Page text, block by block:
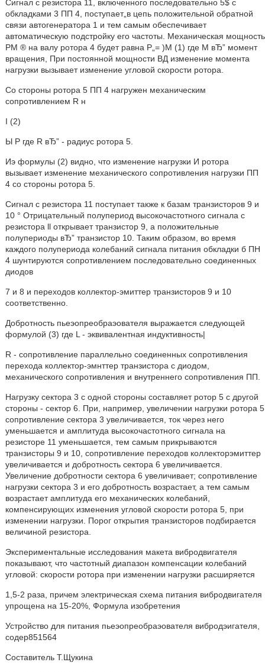
Сигнал с резистора 11, включенного последовательно 5$ с
обкладками 3 ПП 4, поступает„в цепь положительной обратной
связи автогенератора 1 и тем самым обеспечивает
автоматическую подстройку его частоты. Механическая мощность
РМ ® на валу ротора 4 будет равна Р„= )М (1) где М вЂ” момент
вращения, При постоянной мощности ВД изменение момента
нагрузки вызывает изменение угловой скорости ротора.
Со стороны ротора 5 ПП 4 нагружен механическим
сопротивлением R н
I (2)
Ы Р где R вЂ” - радиус ротора 5.
Иэ формулы (2) видно, что изменение нагрузки И ротора
вызывает изменение механического сопротивления нагрузки ПП
4 со стороны ротора 5.
Сигнал с резистора 11 поступает также к базам транзисторов 9 и
10 ° Отрицательный полупериод высокочастотного сигнала с
резистора ll открывает транзистор 9, а положительные
полупериоды вЂ” транзистор 10. Таким образом, во время
каждого полупериода колебаний сигнала питания обкладки б ПН
4 шунтируются сопротивлением последовательно соединенных
диодов
7 и 8 и переходов коллектор-эмиттер транзисторов 9 и 10
соответственно.
Добротность пьеэопреобраэователя выражается следующей
формулой (3) где L - эквивалентная индуктивность|
R - сопротивление параллельно соединенных сопротивления
перехода коллектор-эмнттер транзистора с диодом,
механического сопротивления и внутреннего сопротивления ПП.
Нагрузку сектора 3 с одной стороны составляет ротор 5 с другой
стороны - сектор 6. При, например, увеличении нагрузки ротора 5
сопротивление сектора 3 увеличивается, ток через него
уменьшается и амплитуда высокочастотного сигнала на
резисторе 11 уменьшается, тем самым прикрываются
транзисторы 9 и 10, сопротивление переходов коллекторэмиттер
увеличивается и добротность сектора 6 увеличивается.
Увеличение добротности сектора 6 увеличивает; сопротивление
нагрузки сектора 3 и его добротность возрастает, а тем самым
возрастает амплитуда его механических колебаний,
компенсирующих изменения угловой скорости ротора 5, при
изменении нагрузки. Порог открытия транзисторов подбирается
величиной резистора.
Экспериментальные исследования макета вибродвигателя
показывают, что частотный диапазон компенсации колебаний
угловой: скорости ротора при изменении нагрузки расширяется
1,5-2 раза, причем электрическая схема питания вибродвигателя
упрощена на 15-20%, Формула изобретения
Устройство для питания пьеэопреобраэователя вибродэигателя,
содер851564
Составитель Т.Щукина